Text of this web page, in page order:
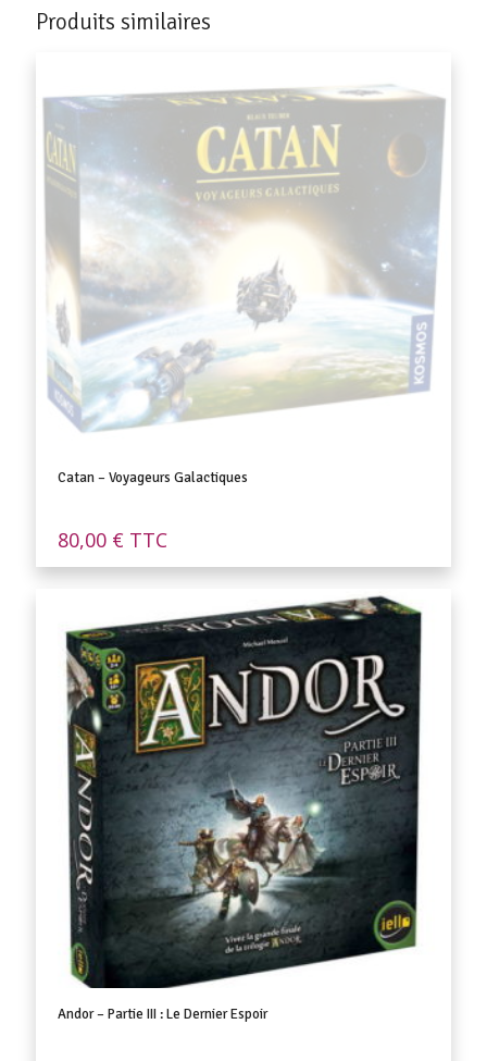
Produits similaires
Catan – Voyageurs Galactiques
80,00 € TTC
Andor – Partie III : Le Dernier Espoir